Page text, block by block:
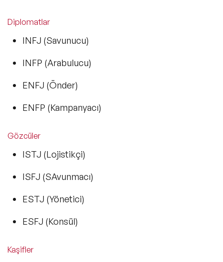
Diplomatlar
INFJ (Savunucu)
INFP (Arabulucu)
ENFJ (Önder)
ENFP (Kampanyacı)
Gözcüler
ISTJ (Lojistikçi)
ISFJ (SAvunmacı)
ESTJ (Yönetici)
ESFJ (Konsül)
Kaşifler